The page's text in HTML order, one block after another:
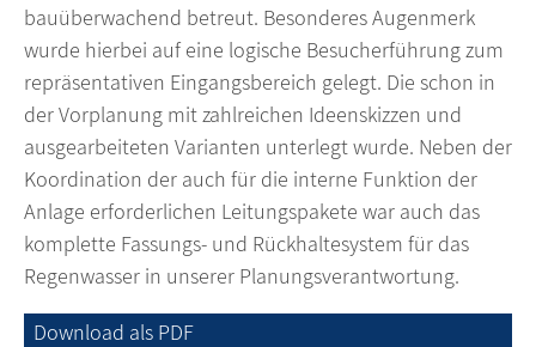
bauüberwachend betreut. Besonderes Augenmerk
wurde hierbei auf eine logische Besucherführung zum
repräsentativen Eingangsbereich gelegt. Die schon in
der Vorplanung mit zahlreichen Ideenskizzen und
ausgearbeiteten Varianten unterlegt wurde. Neben der
Koordination der auch für die interne Funktion der
Anlage erforderlichen Leitungspakete war auch das
komplette Fassungs- und Rückhaltesystem für das
Regenwasser in unserer Planungsverantwortung.
Download als PDF